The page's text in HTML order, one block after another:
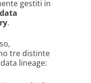
gestiti in
.
tre distinte
lineage: